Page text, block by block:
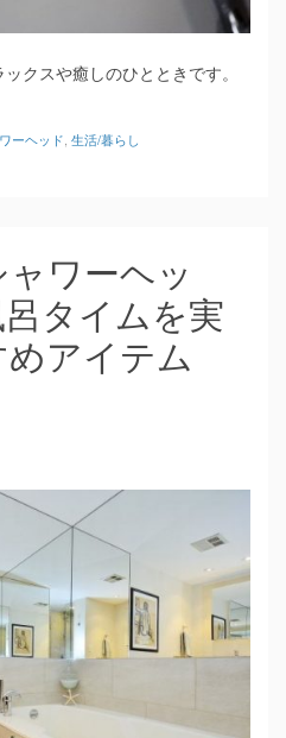
クスや癒しのひとときです。
ーヘッド 生活/暮らし
ワーヘッ
タイムを実
アイテム